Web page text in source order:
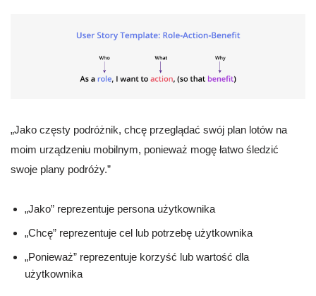
„Jako częsty podróżnik, chcę przeglądać swój plan lotów na
moim urządzeniu mobilnym, ponieważ mogę łatwo śledzić
swoje plany podróży.”
„Jako” reprezentuje persona użytkownika
„Chcę” reprezentuje cel lub potrzebę użytkownika
„Ponieważ” reprezentuje korzyść lub wartość dla
użytkownika